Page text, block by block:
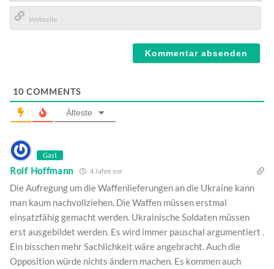
E-
Mail*
10 COMMENTS
Älteste
Gast
Rolf Hoffmann 4 Jahre vor
Die Aufregung um die Waffenlieferungen an die Ukraine kann
man kaum nachvollziehen. Die Waffen müssen erstmal
einsatzfähig gemacht werden. Ukrainische Soldaten müssen
erst ausgebildet werden. Es wird immer pauschal argumentiert .
Ein bisschen mehr Sachlichkeit wäre angebracht. Auch die
Opposition würde nichts ändern machen. Es kommen auch